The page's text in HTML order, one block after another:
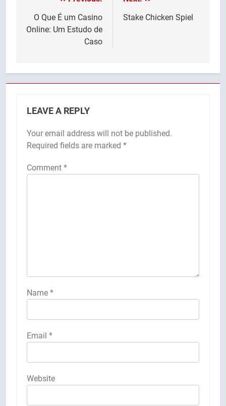
navigation
O Que É um Casino
Online: Um Estudo de
Caso
Stake Chicken Spiel
LEAVE A REPLY
Your email address will not be published.
Required fields are marked *
Comment *
Name *
Email *
Website